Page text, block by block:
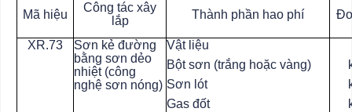
Mã hiệu
Công tác xây
lắp
Thành phần hao phí
XR.73
Sơn kẻ đường
bằng sơn dẻo
nhiệt (công
nghệ sơn nóng)
Vật liệu
Bột sơn (trắng hoặc vàng)
Sơn lót
Gas đốt